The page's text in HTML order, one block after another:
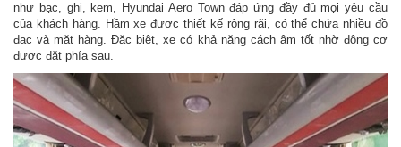
như bạc, ghi, kem, Hyundai Aero Town đáp ứng đầy đủ mọi yêu cầu
của khách hàng. Hầm xe được thiết kế rộng rãi, có thể chứa nhiều đồ
đạc và mặt hàng. Đặc biệt, xe có khả năng cách âm tốt nhờ động cơ
được đặt phía sau.